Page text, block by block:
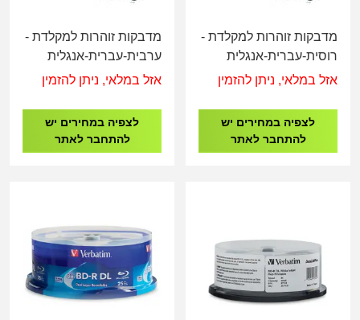
מדבקות זוהרות למקלדת -
רוסית-עברית-אנגלית
אזל במלאי, ניתן להזמין
לצפיה במחירים יש
להתחבר לאתר
מדבקות זוהרות למקלדת -
ערבית-עברית-אנגלית
אזל במלאי, ניתן להזמין
לצפיה במחירים יש
להתחבר לאתר